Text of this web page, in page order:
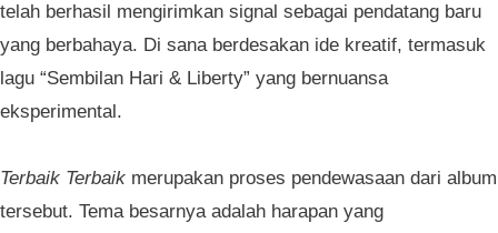
telah berhasil mengirimkan signal sebagai pendatang baru
yang berbahaya. Di sana berdesakan ide kreatif, termasuk
lagu “Sembilan Hari & Liberty” yang bernuansa
eksperimental.
Terbaik Terbaik merupakan proses pendewasaan dari album
tersebut. Tema besarnya adalah harapan yang